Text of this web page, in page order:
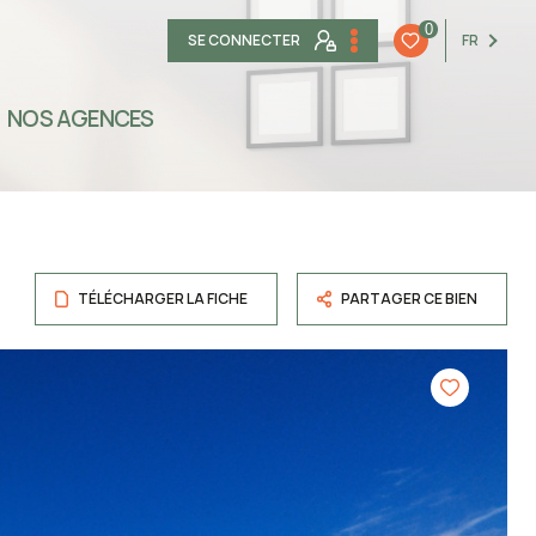
SE CONNECTER
0
FR
NOS AGENCES
TÉLÉCHARGER LA FICHE PARTAGER CE BIEN